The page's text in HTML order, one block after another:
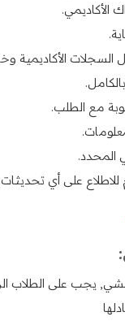
الأكاديمي.
الأكاديمية
مع الطلب.
المحدد.
للاطلاع على أي تحديثات.
يجب على الطلاب